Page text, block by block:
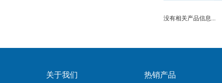
没有相关产品信息...
关于我们 热销产品